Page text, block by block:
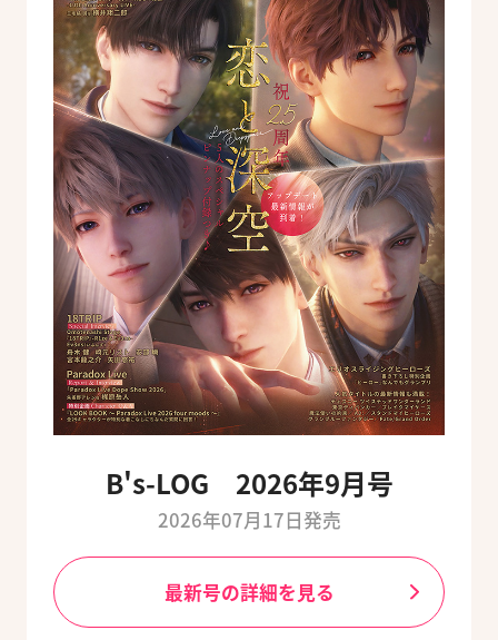
B's-LOG 2026年9月号
2026年07月17日発売
最新号の詳細を見る